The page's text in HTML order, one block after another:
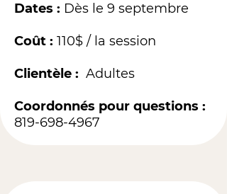
Dates : Dès le 9 septembre
Coût : 110$ / la session
Clientèle : Adultes
Coordonnés pour questions :
819-698-4967